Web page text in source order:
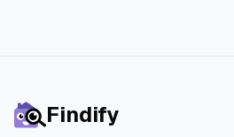
Findify